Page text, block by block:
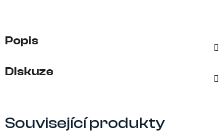
Popis
Diskuze
Související produkty